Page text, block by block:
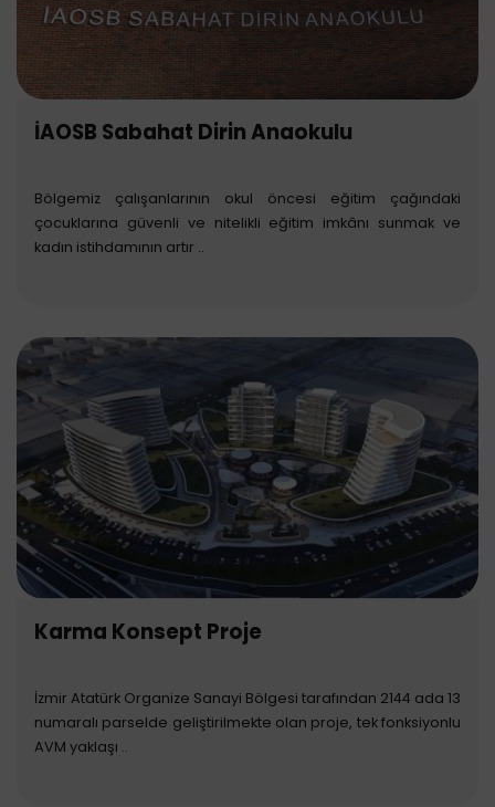
İAOSB Sabahat Dirin Anaokulu
Bölgemiz çalışanlarının okul öncesi eğitim çağındaki
çocuklarına güvenli ve nitelikli eğitim imkânı sunmak ve
kadın istihdamının artır ..
Karma Konsept Proje
İzmir Atatürk Organize Sanayi Bölgesi tarafından 2144 ada 13
numaralı parselde geliştirilmekte olan proje, tek fonksiyonlu
AVM yaklaşı ..